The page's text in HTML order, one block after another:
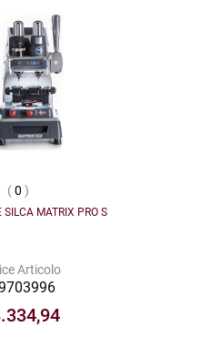
(0 )
SILCA MATRIX PRO S
Articolo